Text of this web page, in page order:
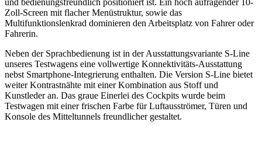
Zoll-Screen mit flacher Menüstruktur, sowie das
Multifunktionslenkrad dominieren den Arbeitsplatz von Fahrer oder
Fahrerin.
Neben der Sprachbedienung ist in der Ausstattungsvariante S-Line
unseres Testwagens eine vollwertige Konnektivitäts-Ausstattung
nebst Smartphone-Integrierung enthalten. Die Version S-Line bietet
weiter Kontrastnähte mit einer Kombination aus Stoff und
Kunstleder an. Das graue Einerlei des Cockpits wurde beim
Testwagen mit einer frischen Farbe für Luftausströmer, Türen und
Konsole des Mitteltunnels freundlicher gestaltet.